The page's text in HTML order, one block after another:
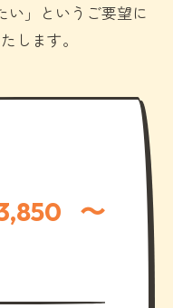
」 というご要望に
します。
〜